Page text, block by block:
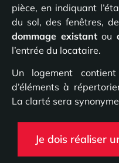
pièce, en indiquant
du sol, des fenêtres,
dommage existantou
l’entrée du locataire.
Un logement
d’éléments à
La clarté sera
Je dois réaliser